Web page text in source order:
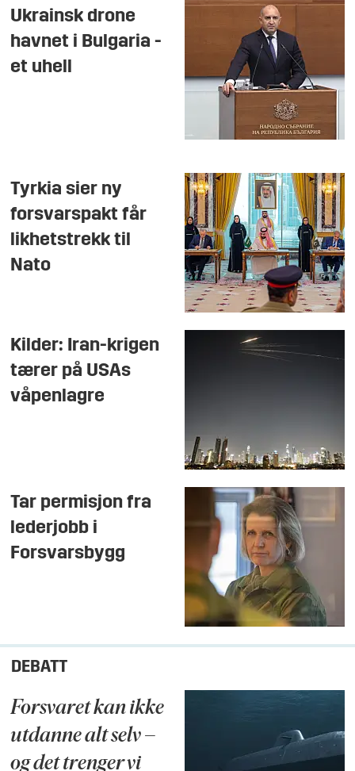
Ukrainsk drone
havnet i Bulgaria -
et uhell
Tyrkia sier ny
forsvarspakt får
likhetstrekk til
Nato
Kilder: Iran-krigen
tærer på USAs
våpenlagre
Tar permisjon fra
lederjobb i
Forsvarsbygg
DEBATT
Forsvaret kan ikke
utdanne alt selv –
og det trenger vi